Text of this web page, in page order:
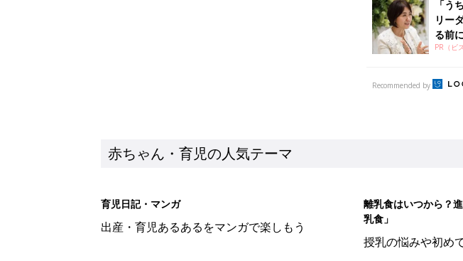
「う
リー
る前
PR（ビ
Recommended by
赤ちゃん・育児の人気テーマ
育児日記・マンガ
出産・育児あるあるをマンガで楽しもう
離乳食はいつから？
乳食」
授乳の悩みや初め